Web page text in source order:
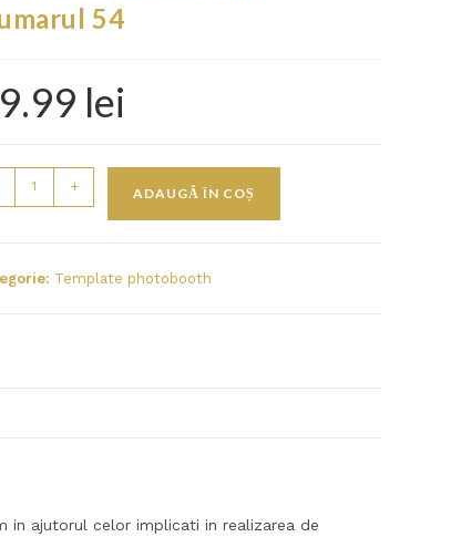
54
lei
+ ADAUGĂ ÎN COȘ
Template photobooth
in ajutorul celor implicati in realizarea de